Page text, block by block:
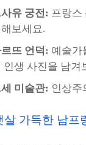
유 궁전: 프랑스
보세요.
뜨 언덕: 예술가
인생 사진을 남겨
미술관: 인상주
살 가득한 남프